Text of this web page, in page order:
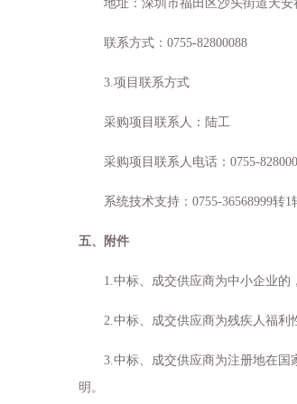
地址：深圳市福田区沙头街道天安
联系方式： 0755-82800088
3.项目联系方式
采购项目联系人：陆工
采购项目联系人电话： 0755-
系统技术支持： 0755-36568999转1
五、附件
1.中标、成交供应商为中小企业的
2.中标、成交供应商为残疾人福利
3.中标、成交供应商为注册地在国
明。